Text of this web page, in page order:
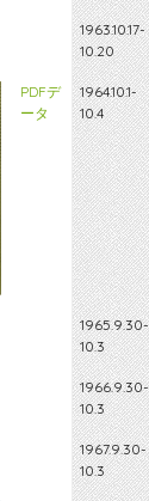
1963.10.17-
10.20
PDFデ
ータ
1964.10.1-
10.4
1965.9.30-
10.3
1966.9.30-
10.3
1967.9.30-
10.3